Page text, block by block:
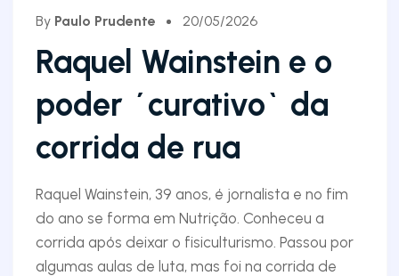
By Paulo Prudente 20/05/2026
Raquel Wainstein e o
poder ´curativo` da
corrida de rua
Raquel Wainstein, 39 anos, é jornalista e no fim
do ano se forma em Nutrição. Conheceu a
corrida após deixar o fisiculturismo. Passou por
algumas aulas de luta, mas foi na corrida de